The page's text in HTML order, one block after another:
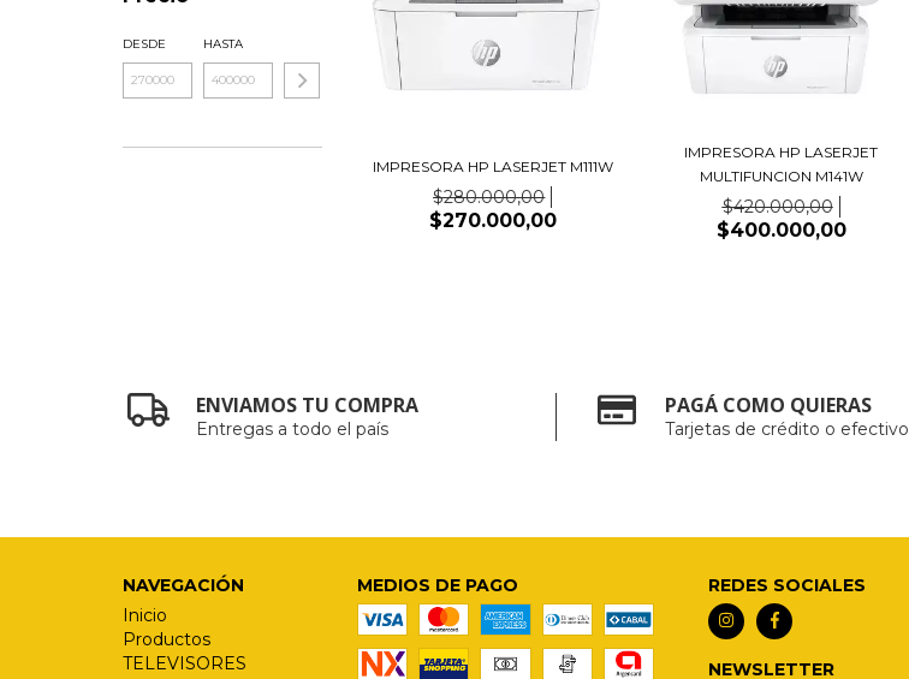
DESDE HASTA
IMPRESORA HP LASERJET M111W
$280.000,00
$270.000,00
IMPRESORA HP LASERJET
MULTIFUNCION M141W
$420.000,00
$400.000,00
ENVIAMOS TU COMPRA
Entregas a todo el país
PAGÁ COMO QUIERAS
Tarjetas de crédito o efectivo
NAVEGACIÓN
Inicio
Productos
TELEVISORES
MEDIOS DE PAGO REDES SOCIALES
NEWSLETTER